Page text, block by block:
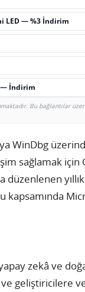
LED — %3 İndirim
— İndirim
Bu bağlantılar
WinDbg
sağlamak için
düzenlenen
kapsamında
zekâ ve
geliştiricilere ve